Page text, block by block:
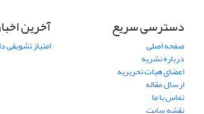
دسترسی سریع
صفحه اصلی
درباره نشریه
اعضای هیات تحریریه
ارسال مقاله
تماس با ما
نقشه سایت
آخرین
امتیاز تشویقی